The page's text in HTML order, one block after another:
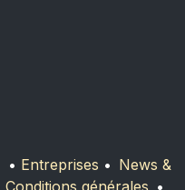
• Entreprises • News &
Conditions générales •